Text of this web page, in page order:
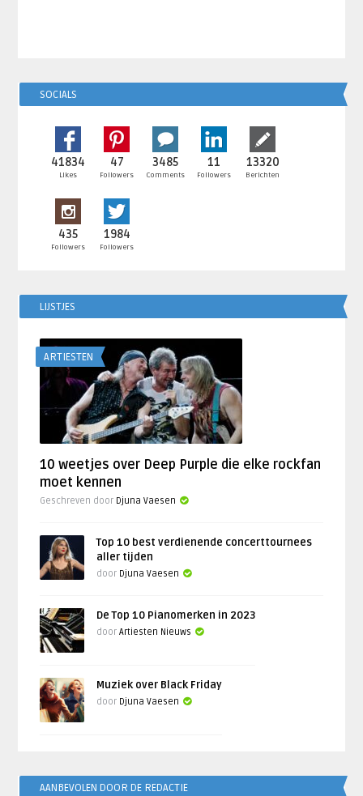
SOCIALS
41834
Likes
47
Followers
3485
Comments
11
Followers
13320
Berichten
435
Followers
1984
Followers
LIJSTJES
ARTIESTEN
10 weetjes over Deep Purple die elke rockfan
moet kennen
Geschreven door Djuna Vaesen
Top 10 best verdienende concerttournees
aller tijden
door Djuna Vaesen
De Top 10 Pianomerken in 2023
doorArtiesten Nieuws
Muziek over Black Friday
door Djuna Vaesen
AANBEVOLEN DOOR DE REDACTIE